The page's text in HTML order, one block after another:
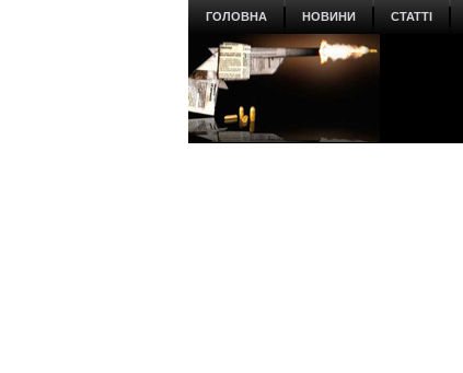
ГОЛОВНА НОВИНИ СТАТТІ